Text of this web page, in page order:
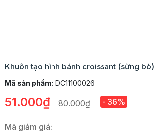
Khuôn tạo hình bánh croissant (sừng
Mã sản phẩm: DC11100026
51.000₫ 80.000₫ - 36%
Mã giảm giá: